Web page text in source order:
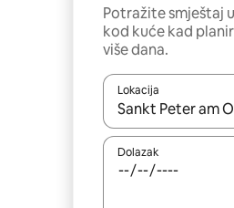
Potražite smještaj
kod kuće kad
više dana.
Lokacija
Kada budu
Dolazak